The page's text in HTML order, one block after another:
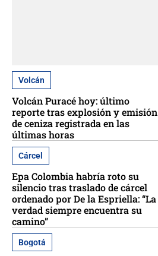
Volcán
Volcán Puracé hoy: último
reporte tras explosión y emisión
de ceniza registrada en las
últimas horas
Cárcel
Epa Colombia habría roto su
silencio tras traslado de cárcel
ordenado por De la Espriella: “La
verdad siempre encuentra su
camino”
Bogotá